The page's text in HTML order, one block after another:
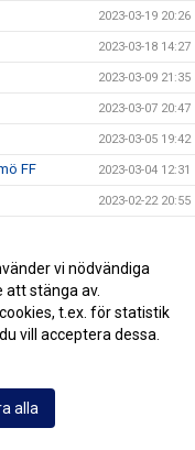
2023-03-19 20:26
2023-03-18 14:27
2023-03-09 21:35
2023-03-07 20:47
2023-03-05 19:42
FF 2023-03-04 12:31
2023-02-22 20:55
2023-02-06 21:30
2023-02-03 13:47
2023-02-02 23:13
vi nödvändiga
att stänga av.
t.ex. för statistik
vill acceptera dessa.
alla